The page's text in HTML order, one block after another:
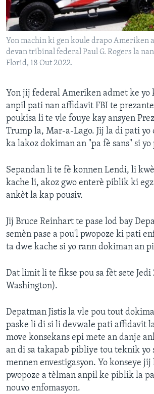
Yon machin ki gen koule drapo Ameriken
devan tribinal federal Paul G. Rogers la
Florid, 18 Out 2022.
Yon jij federal Ameriken admet ke yo
anpil pati nan affidavit FBI te
poukisa li te vle fouye kay ansyen
Trump la, Mar-a-Lago. Jij la di pati yo
ka lakoz dokiman an "pa fè sans" si
Sepandan li te fè konnen Lendi, li
kache li, akoz gwo enterè piblik ki
ankèt la kap pousiv.
Jij Bruce Reinhart te pase lod bay
semèn pase a pou'l pwopoze ki pati
ta dwe kache si yo rann dokiman an
Dat limit li te fikse pou sa fèt sete Jedi
Washington).
Depatman Jistis la vle pou tout
paske li di si li devwale pati affidavit
move konsekans epi mete an danje
an di sa takapab pibliye tou teknik yo
mennen envestigasyon. Yo konseye jij
pwopoze a tèlman anpil ke piblik la
nouvo enfomasyon.